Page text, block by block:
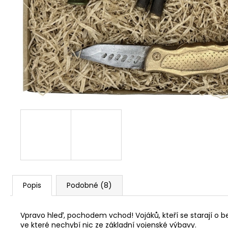
Popis Podobné (8)
Vpravo hleď, pochodem vchod! Vojáků, kteří se starají o
ve které nechybí nic ze základní vojenské výbavy.